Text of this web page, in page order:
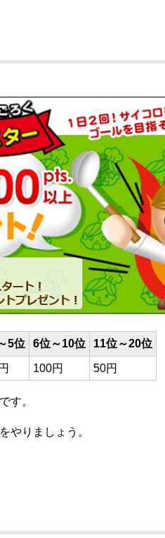
5位 6位～10位 11位～20位
100円 50円
す。
やりましょう。